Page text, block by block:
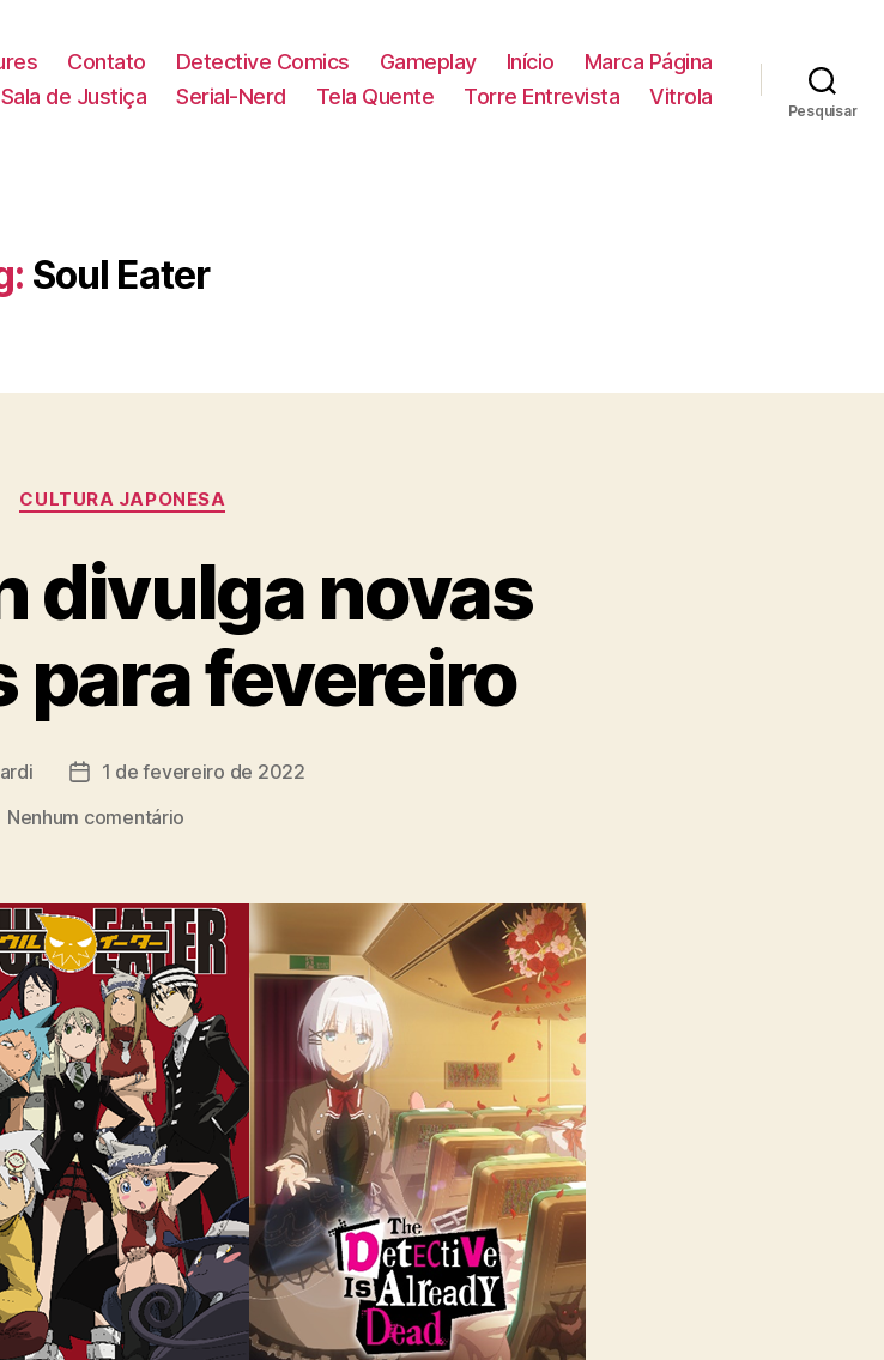
Contato Detective Comics Gameplay Início
Marca Página
Sala de Justiça Serial-Nerd Tela Quente Torre Entrevista Vitrola
Pesquisar
Soul Eater
Categorias
CULTURA JAPONESA
divulga novas
para fevereiro
Data
publicação
1 de fevereiro de 2022
Nenhum comentário
novas
dublagens
para
fevereiro